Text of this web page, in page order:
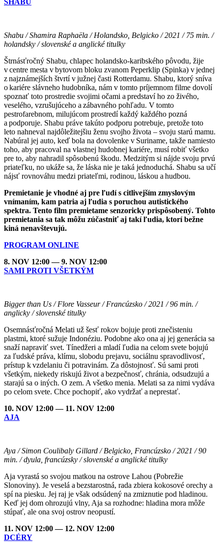
Shabu / Shamira Raphaëla / Holandsko, Belgicko / 2021 / 75 min. /
holandsky / slovenské a anglické titulky
Štrnásťročný Shabu, chlapec holandsko-karibského pôvodu, žije
v centre mesta v bytovom bloku zvanom Peperklip (Spinka) v jednej
z najznámejších štvrtí v južnej časti Rotterdamu. Shabu, ktorý sníva
o kariére slávneho hudobníka, nám v tomto príjemnom filme dovolí
spoznať toto prostredie svojimi očami a predstaví ho zo živého,
veselého, vzrušujúceho a zábavného pohľadu. V tomto
pestrofarebnom, milujúcom prostredí každý každého pozná
a podporuje. Shabu práve takúto podporu potrebuje, pretože toto
leto nahneval najdôležitejšiu ženu svojho života – svoju starú mamu.
Nabúral jej auto, keď bola na dovolenke v Suriname, takže namiesto
toho, aby pracoval na vlastnej hudobnej kariére, musí robiť všetko
pre to, aby nahradil spôsobenú škodu. Medzitým si nájde svoju prvú
priateľku, no ukáže sa, že láska nie je taká jednoduchá. Shabu sa učí
nájsť rovnováhu medzi priateľmi, rodinou, láskou a hudbou.
Premietanie je vhodné aj pre ľudí s citlivejším zmyslovým
vnímaním, kam patria aj ľudia s poruchou autistického
spektra. Tento film premietame senzoricky prispôsobený. Tohto
premietania sa tak môžu zúčastniť aj takí ľudia, ktorí bežne
kiná nenavštevujú.
PROGRAM ONLINE
8. NOV 12:00 — 9. NOV 12:00
SAMI PROTI VŠETKÝM
Bigger than Us / Flore Vasseur / Francúzsko / 2021 / 96 min. /
anglicky / slovenské titulky
Osemnásťročná Melati už šesť rokov bojuje proti znečisteniu
plastmi, ktoré sužuje Indonéziu. Podobne ako ona aj jej generácia sa
snaží napraviť svet. Tínedžeri a mladí ľudia na celom svete bojujú
za ľudské práva, klímu, slobodu prejavu, sociálnu spravodlivosť,
prístup k vzdelaniu či potravinám. Za dôstojnosť. Sú sami proti
všetkým, niekedy riskujú život a bezpečnosť, chránia, odsudzujú a
starajú sa o iných. O zem. A všetko menia. Melati sa za nimi vydáva
po celom svete. Chce pochopiť, ako vydržať a neprestať.
10. NOV 12:00 — 11. NOV 12:00
AJA
Aya / Simon Coulibaly Gillard / Belgicko, Francúzsko / 2021 / 90
min. / dyula, francúzsky / slovenské a anglické titulky
Aja vyrastá so svojou matkou na ostrove Lahou (Pobrežie
Slonoviny). Je veselá a bezstarostná, rada zbiera kokosové orechy a
spí na piesku. Jej raj je však odsúdený na zmiznutie pod hladinou.
Keď jej dom ohrozujú vlny, Aja sa rozhodne: hladina mora môže
stúpať, ale ona svoj ostrov neopustí.
11. NOV 12:00 — 12. NOV 12:00
DCÉRY